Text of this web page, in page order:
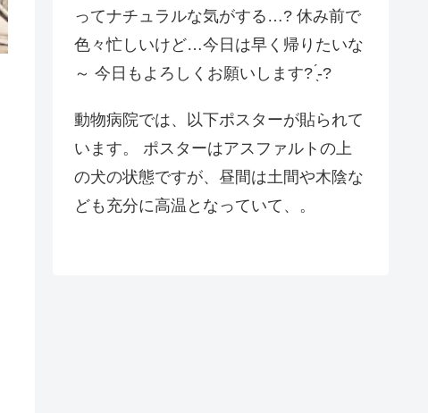
ってナチュラルな気がする…? 休み前で
色々忙しいけど…今日は早く帰りたいな
～ 今日もよろしくお願いします? ̖́-?
動物病院では、以下ポスターが貼られて
います。 ポスターはアスファルトの上
の犬の状態ですが、昼間は土間や木陰な
ども充分に高温となっていて、。